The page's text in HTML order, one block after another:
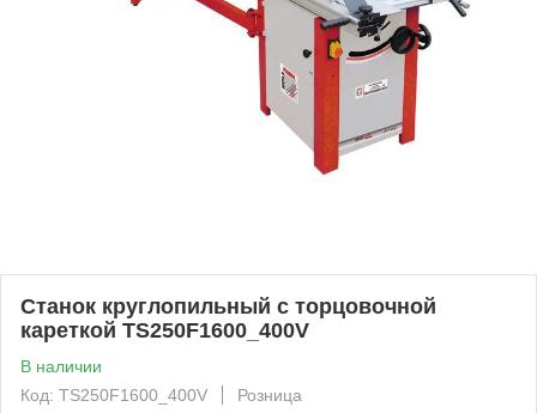
Станок круглопильный с торцовочной
кареткой TS250F1600_400V
В наличии
Код: TS250F1600_400V
Розница